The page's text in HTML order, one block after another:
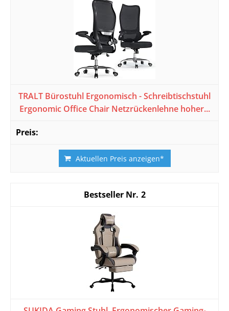
TRALT Bürostuhl Ergonomisch - Schreibtischstuhl
Ergonomic Office Chair Netzrückenlehne hoher...
Aktuellen Preis anzeigen*
2